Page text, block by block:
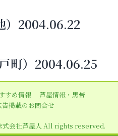
）2004.06.22
町）2004.06.25
すめ情報
芦屋情報・黒帯
告掲載のお問合せ
会社芦屋人 All rights reserved.